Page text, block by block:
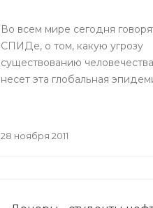
Во всем мире сегодня
СПИДе, о том, какую угрозу
существованию человечества
несет эта глобальная
28 ноября 2011